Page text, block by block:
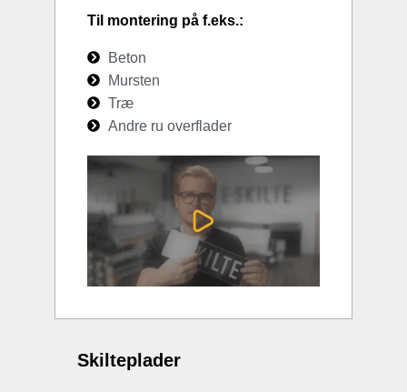
Til montering på f.eks.:
Beton
Mursten
Træ
Andre ru overflader
Skilteplader